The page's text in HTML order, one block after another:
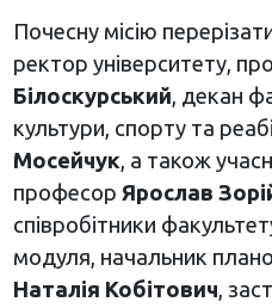
Почесну місію
ректор університету,
Білоскурський, декан
культури, спорту та
Мосейчук, а також
професор Ярослав
співробітники
модуля, начальник
Наталія Кобітович,